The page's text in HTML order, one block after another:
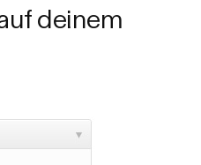
deinem